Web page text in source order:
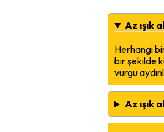
Az ışık
Herhangi
bir şekilde
vurgu
Az